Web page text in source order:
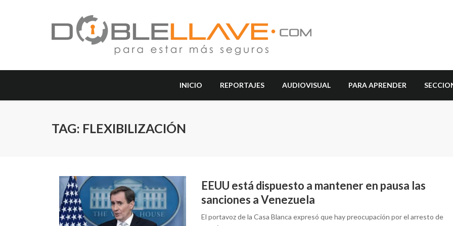
INICIO REPORTAJES AUDIOVISUAL PARA APRENDER
TAG: FLEXIBILIZACIÓN
EEUU está dispuesto a mantener en pausa las
sanciones a Venezuela
El portavoz de la Casa Blanca expresó que hay preocupación por el arresto de